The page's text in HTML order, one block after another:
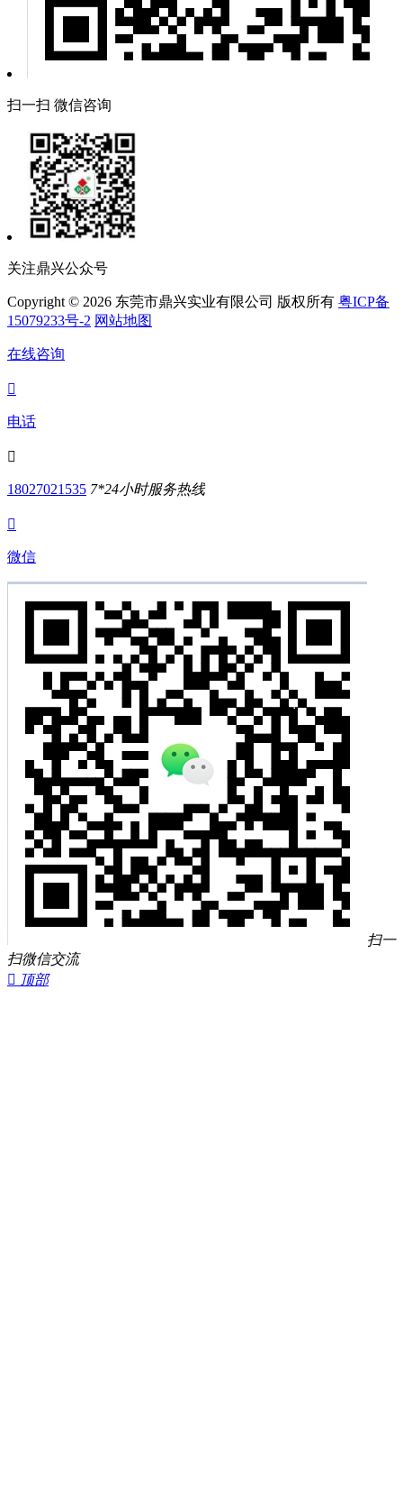
扫一扫 微信咨询
关注鼎兴公众号
Copyright © 2026 东莞市鼎兴实业有限公司 版权所有 粤ICP备
15079233号-2 网站地图
在线咨询

电话

18027021535 7*24小时服务热线

微信
扫一
扫微信交流
 顶部